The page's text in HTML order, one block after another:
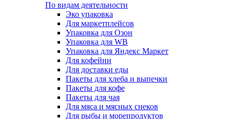
По видам деятельности
Эко упаковка
Для маркетплейсов
Упаковка для Озон
Упаковка для WB
Упаковка для Яндекс Маркет
Для кофейни
Для доставки еды
Пакеты для хлеба и выпечки
Пакеты для кофе
Пакеты для чая
Для мяса и мясных снеков
Для рыбы и морепродуктов